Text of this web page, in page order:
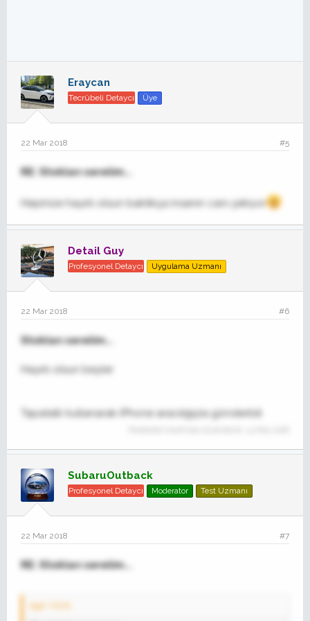
Eraycan
Tecrübeli Detaycı Üye
22 Mar 2018 #5
RE: Stokları serelim...
Hepinize hayırlı olsun baktıkça insanın canı çekiyor
Detail Guy
Profesyonel Detaycı Uygulama Uzmanı
22 Mar 2018 #6
Stokları serelim...
Hayırlı olsun beyler
Tapatalk kullanarak iPhone aracılığıyla gönderildi
SubaruOutback
Profesyonel Detaycı Moderator Test Uzmanı
22 Mar 2018 #7
RE: Stokları serelim...
ege' Alıntı: